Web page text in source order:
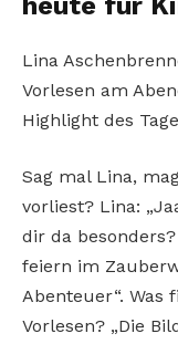
Lina
Vorlesen am
Highlight des
Sag mal Lina,
vorliest? Lina:
dir da
feiern im
Abenteuer“. Was
Vorlesen? „Die